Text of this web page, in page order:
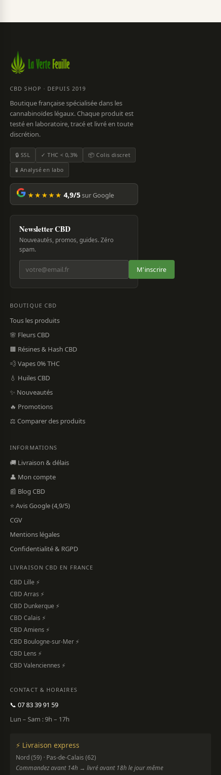
CBD SHOP · DEPUIS 2019
Boutique française spécialisée dans les
cannabinoïdes légaux. Chaque produit est
testé en laboratoire, tracé et livré en toute
discrétion.
🔒 SSL ✓ THC < 0,3%
📦 Colis discret
🧪 Analysé en labo
★★★★★ 4,9/5sur Google
Newsletter CBD
Nouveautés, promos, guides. Zéro
spam.
M'inscrire
BOUTIQUE CBD
Tous les produits
🌸 Fleurs CBD
🟫 Résines & Hash CBD
💨 Vapes 0% THC
💧 Huiles CBD
✨ Nouveautés
🔥 Promotions
⚖️ Comparer des produits
INFORMATIONS
🚚 Livraison & délais
👤 Mon compte
📰 Blog CBD
⭐ Avis Google (4,9/5)
CGV
Mentions légales
Confidentialité & RGPD
LIVRAISON CBD EN FRANCE
CBD Lille ⚡
CBD Arras ⚡
CBD Dunkerque ⚡
CBD Calais ⚡
CBD Amiens ⚡
CBD Boulogne-sur-Mer ⚡
CBD Lens ⚡
CBD Valenciennes ⚡
CONTACT & HORAIRES
📞 07 83 39 91 59
Lun – Sam : 9h – 17h
⚡ Livraison express
Nord (59) · Pas-de-Calais (62)
Commandez avant 14h → livré avant 18h le jour même